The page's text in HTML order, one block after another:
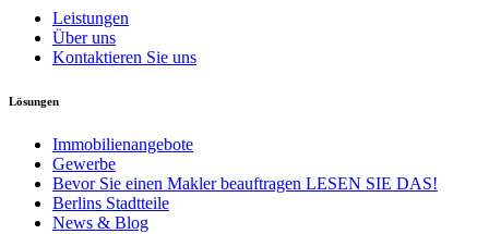
Leistungen
Über uns
Kontaktieren Sie uns
Lösungen
Immobilienangebote
Gewerbe
Bevor Sie einen Makler beauftragen LESEN SIE DAS!
Berlins Stadtteile
News & Blog